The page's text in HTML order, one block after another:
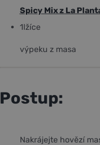
Spicy Mix z La
1lžíce
výpeku z masa
Postup:
Nakrájejte hovězí